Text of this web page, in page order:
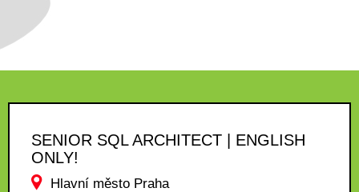
SENIOR SQL ARCHITECT | ENGLISH
ONLY!
Hlavní město Praha